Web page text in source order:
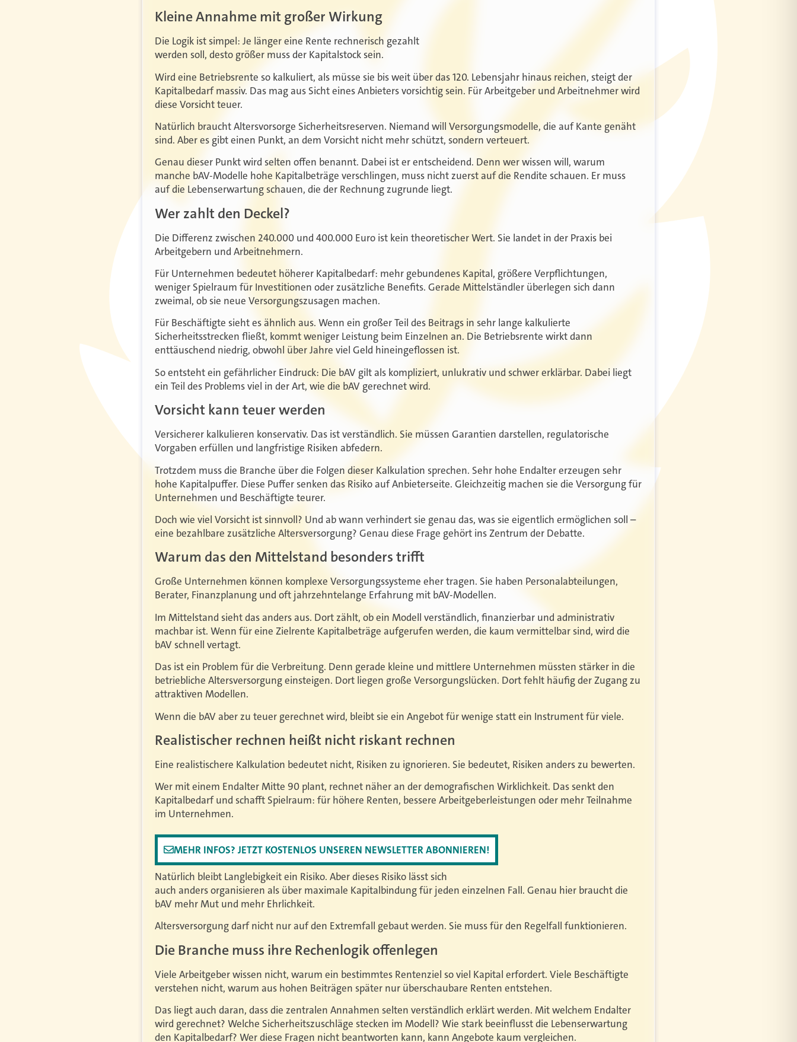
Kleine Annahme mit großer Wirkung
Die Logik ist simpel: Je länger eine Rente rechnerisch gezahlt
werden soll, desto größer muss der Kapitalstock sein.
Wird eine Betriebsrente so kalkuliert, als müsse sie bis weit über das 120. Lebensjahr hinaus reichen, steigt der
Kapitalbedarf massiv. Das mag aus Sicht eines Anbieters vorsichtig sein. Für Arbeitgeber und Arbeitnehmer wird
diese Vorsicht teuer.
Natürlich braucht Altersvorsorge Sicherheitsreserven. Niemand will Versorgungsmodelle, die auf Kante genäht
sind. Aber es gibt einen Punkt, an dem Vorsicht nicht mehr schützt, sondern verteuert.
Genau dieser Punkt wird selten offen benannt. Dabei ist er entscheidend. Denn wer wissen will, warum
manche bAV-Modelle hohe Kapitalbeträge verschlingen, muss nicht zuerst auf die Rendite schauen. Er muss
auf die Lebenserwartung schauen, die der Rechnung zugrunde liegt.
Wer zahlt den Deckel?
Die Differenz zwischen 240.000 und 400.000 Euro ist kein theoretischer Wert. Sie landet in der Praxis bei
Arbeitgebern und Arbeitnehmern.
Für Unternehmen bedeutet höherer Kapitalbedarf: mehr gebundenes Kapital, größere Verpflichtungen,
weniger Spielraum für Investitionen oder zusätzliche Benefits. Gerade Mittelständler überlegen sich dann
zweimal, ob sie neue Versorgungszusagen machen.
Für Beschäftigte sieht es ähnlich aus. Wenn ein großer Teil des Beitrags in sehr lange kalkulierte
Sicherheitsstrecken fließt, kommt weniger Leistung beim Einzelnen an. Die Betriebsrente wirkt dann
enttäuschend niedrig, obwohl über Jahre viel Geld hineingeflossen ist.
So entsteht ein gefährlicher Eindruck: Die bAV gilt als kompliziert, unlukrativ und schwer erklärbar. Dabei liegt
ein Teil des Problems viel in der Art, wie die bAV gerechnet wird.
Vorsicht kann teuer werden
Versicherer kalkulieren konservativ. Das ist verständlich. Sie müssen Garantien darstellen, regulatorische
Vorgaben erfüllen und langfristige Risiken abfedern.
Trotzdem muss die Branche über die Folgen dieser Kalkulation sprechen. Sehr hohe Endalter erzeugen sehr
hohe Kapitalpuffer. Diese Puffer senken das Risiko auf Anbieterseite. Gleichzeitig machen sie die Versorgung für
Unternehmen und Beschäftigte teurer.
Doch wie viel Vorsicht ist sinnvoll? Und ab wann verhindert sie genau das, was sie eigentlich ermöglichen soll –
eine bezahlbare zusätzliche Altersversorgung? Genau diese Frage gehört ins Zentrum der Debatte.
Warum das den Mittelstand besonders trifft
Große Unternehmen können komplexe Versorgungssysteme eher tragen. Sie haben Personalabteilungen,
Berater, Finanzplanung und oft jahrzehntelange Erfahrung mit bAV-Modellen.
Im Mittelstand sieht das anders aus. Dort zählt, ob ein Modell verständlich, finanzierbar und administrativ
machbar ist. Wenn für eine Zielrente Kapitalbeträge aufgerufen werden, die kaum vermittelbar sind, wird die
bAV schnell vertagt.
Das ist ein Problem für die Verbreitung. Denn gerade kleine und mittlere Unternehmen müssten stärker in die
betriebliche Altersversorgung einsteigen. Dort liegen große Versorgungslücken. Dort fehlt häufig der Zugang zu
attraktiven Modellen.
Wenn die bAV aber zu teuer gerechnet wird, bleibt sie ein Angebot für wenige statt ein Instrument für viele.
Realistischer rechnen heißt nicht riskant rechnen
Eine realistischere Kalkulation bedeutet nicht, Risiken zu ignorieren. Sie bedeutet, Risiken anders zu bewerten.
Wer mit einem Endalter Mitte 90 plant, rechnet näher an der demografischen Wirklichkeit. Das senkt den
Kapitalbedarf und schafft Spielraum: für höhere Renten, bessere Arbeitgeberleistungen oder mehr Teilnahme
im Unternehmen.
MEHR INFOS? JETZT KOSTENLOS UNSEREN NEWSLETTER ABONNIEREN!
Natürlich bleibt Langlebigkeit ein Risiko. Aber dieses Risiko lässt sich
auch anders organisieren als über maximale Kapitalbindung für jeden einzelnen Fall. Genau hier braucht die
bAV mehr Mut und mehr Ehrlichkeit.
Altersversorgung darf nicht nur auf den Extremfall gebaut werden. Sie muss für den Regelfall funktionieren.
Die Branche muss ihre Rechenlogik offenlegen
Viele Arbeitgeber wissen nicht, warum ein bestimmtes Rentenziel so viel Kapital erfordert. Viele Beschäftigte
verstehen nicht, warum aus hohen Beiträgen später nur überschaubare Renten entstehen.
Das liegt auch daran, dass die zentralen Annahmen selten verständlich erklärt werden. Mit welchem Endalter
wird gerechnet? Welche Sicherheitszuschläge stecken im Modell? Wie stark beeinflusst die Lebenserwartung
den Kapitalbedarf? Wer diese Fragen nicht beantworten kann, kann Angebote kaum vergleichen.